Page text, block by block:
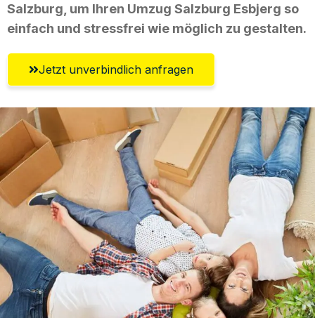
Salzburg, um Ihren Umzug Salzburg Esbjerg so
einfach und stressfrei wie möglich zu gestalten.
Jetzt unverbindlich anfragen